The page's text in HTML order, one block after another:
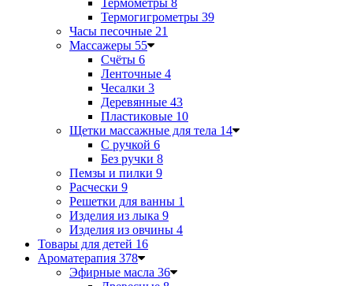
Термометры 8
Термогигрометры 39
Часы песочные 21
Массажеры 55
Счёты 6
Ленточные 4
Чесалки 3
Деревянные 43
Пластиковые 10
Щетки массажные для тела 14
С ручкой 6
Без ручки 8
Пемзы и пилки 9
Расчески 9
Решетки для ванны 1
Изделия из лыка 9
Изделия из овчины 4
Товары для детей 16
Ароматерапия 378
Эфирные масла 36